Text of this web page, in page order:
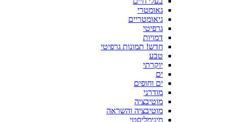
גאומטרי
גיאומטריים
גרפיטי
דמויות
חדש! תמונות גרפיטי
טבע
יוקרתי
ים
ים וחופים
מודרני
מוטיבציה
מוטיבציה והשראה
מינימליסטי